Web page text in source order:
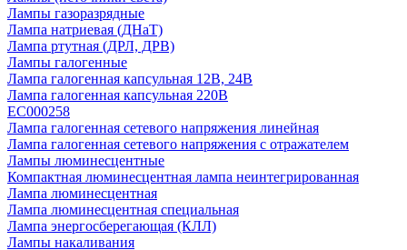
Лампы газоразрядные
Лампа натриевая (ДНаТ)
Лампа ртутная (ДРЛ, ДРВ)
Лампы галогенные
Лампа галогенная капсульная 12В, 24В
Лампа галогенная капсульная 220В
EC000258
Лампа галогенная сетевого напряжения линейная
Лампа галогенная сетевого напряжения с отражателем
Лампы люминесцентные
Компактная люминесцентная лампа неинтегрированная
Лампа люминесцентная
Лампа люминесцентная специальная
Лампа энергосберегающая (КЛЛ)
Лампы накаливания